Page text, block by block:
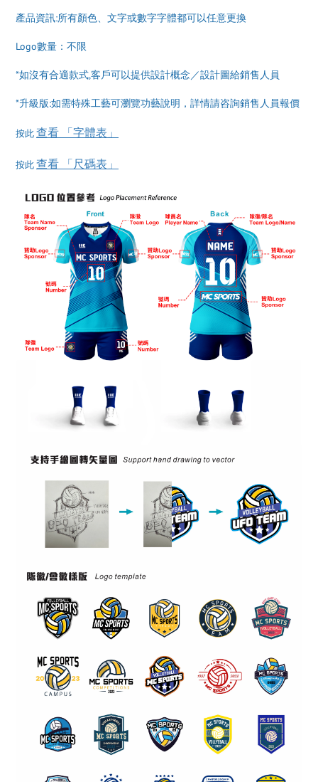
產品資訊:所有顏色、文字或數字字體都可以任意更換
Logo數量：不限
*如沒有合適款式,客戶可以提供設計概念／設計圖給銷售人員
*升級版:如需特殊工藝可瀏覽功藝說明，詳情請咨詢銷售人員報價
按此查看 「字體表」
按此查看 「尺碼表」